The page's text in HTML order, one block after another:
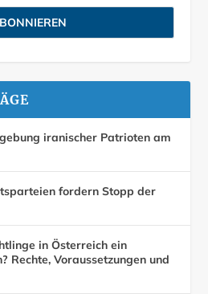
iranischer Patrioten am
fordern Stopp der
in Österreich ein
Rechte, Voraussetzungen und